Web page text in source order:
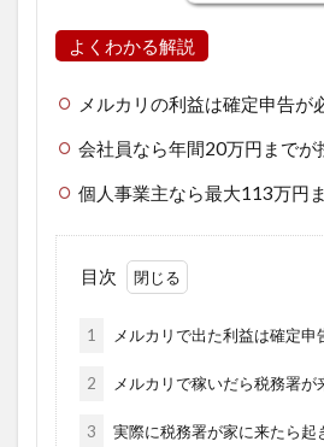
よくわかる解説
メルカリの利益は確定申告が
会社員なら年間20万円までが
個人事業主なら最大113万円
目次
1 メルカリで出た利益は確定申
2 メルカリで稼いだら税務署が
3 実際に税務署が家に来たら起